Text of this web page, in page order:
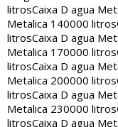
litrosCaixa D agua
Metalica 140000 litros
litrosCaixa D agua
Metalica 170000 litros
litrosCaixa D agua
Metalica 200000 litros
litrosCaixa D agua
Metalica 230000 litros
litrosCaixa D agua